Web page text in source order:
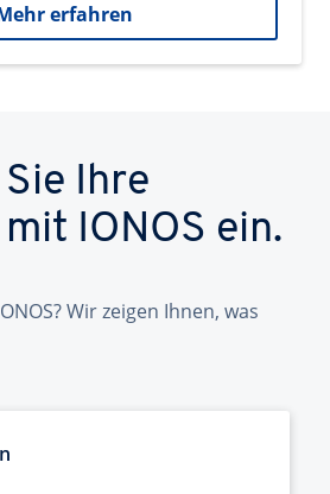
erfahren
Ihre
IONOS ein.
Wir zeigen Ihnen, was